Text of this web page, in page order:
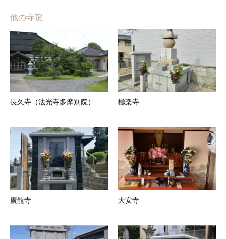
他の寺院
長久寺（法光寺多摩別院） 極楽寺
廣龍寺 大安寺